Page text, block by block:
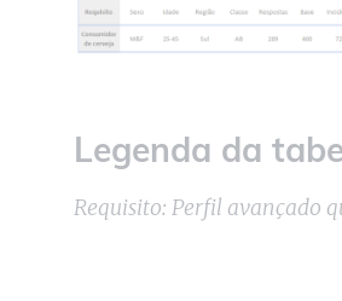
Legenda da
Requisito: Perfil avançado